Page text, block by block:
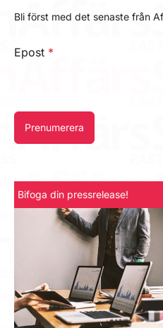
Bli först med det senaste från
Epost *
Prenumerera
Bifoga din pressrelease!